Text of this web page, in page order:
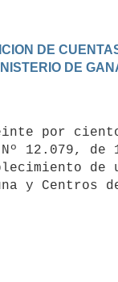
DE
DE
12.079,
de
y Centros